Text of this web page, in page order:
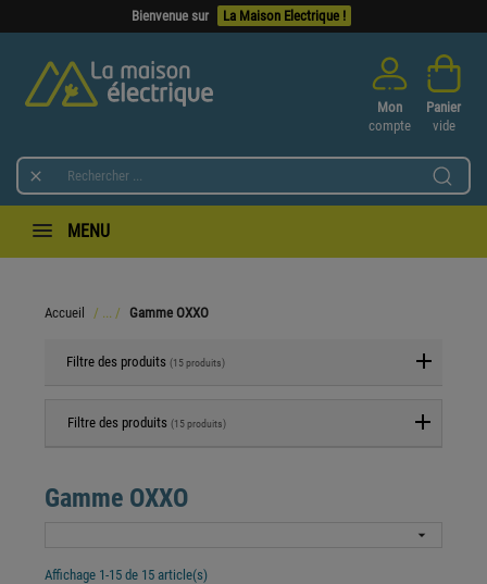
Bienvenue sur La Maison Electrique !

Mon
compte
Panier
vide
MENU
Accueil Gamme OXXO
Filtre des produits (15 produits)
Filtre des produits (15 produits)
Gamme OXXO

Affichage 1-15 de 15 article(s)